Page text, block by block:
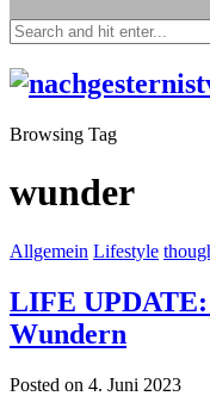
Browsing Tag
wunder
Allgemein Lifestyle
LIFE UPDATE:
Wundern
Posted on 4. Juni 2023